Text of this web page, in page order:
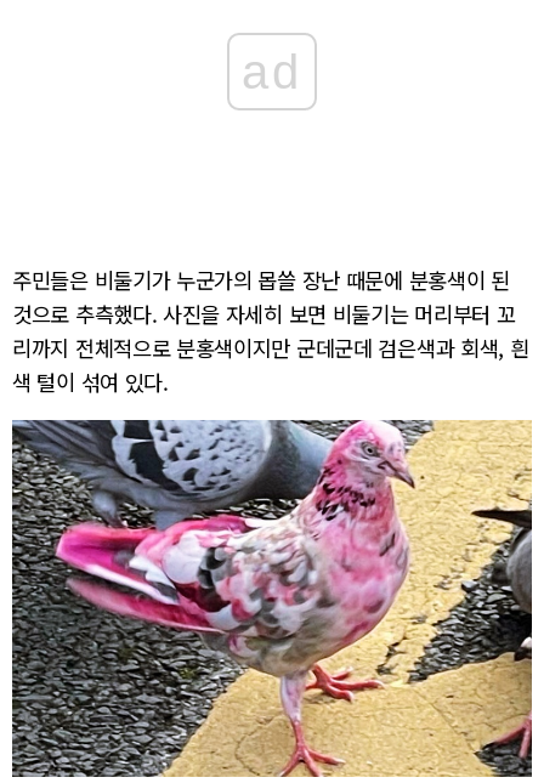
ad
주민들은 비둘기가 누군가의 몹쓸 장난 때문에 분홍색이 된
것으로 추측했다. 사진을 자세히 보면 비둘기는 머리부터 꼬
리까지 전체적으로 분홍색이지만 군데군데 검은색과 회색, 흰
색 털이 섞여 있다.